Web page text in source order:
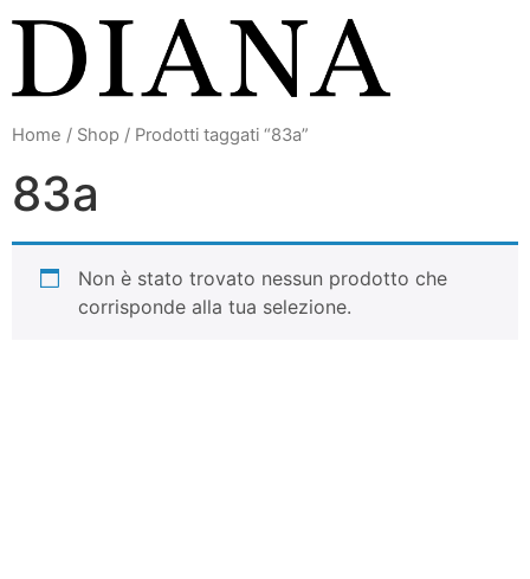
contenuto
Home / Shop / Prodotti taggati “83a”
83a
Non è stato trovato nessun prodotto che
corrisponde alla tua selezione.